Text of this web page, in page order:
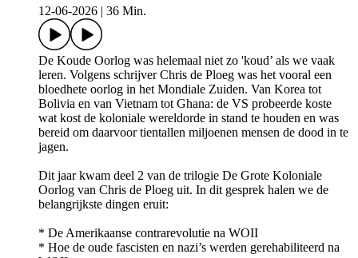
12-06-2026
36 Min.
De Koude Oorlog was helemaal niet zo 'koud’ als we vaak
leren. Volgens schrijver Chris de Ploeg was het vooral een
bloedhete oorlog in het Mondiale Zuiden. Van Korea tot
Bolivia en van Vietnam tot Ghana: de VS probeerde koste
wat kost de koloniale wereldorde in stand te houden en was
bereid om daarvoor tientallen miljoenen mensen de dood in te
jagen.
Dit jaar kwam deel 2 van de trilogie De Grote Koloniale
Oorlog van Chris de Ploeg uit. In dit gesprek halen we de
belangrijkste dingen eruit:
* De Amerikaanse contrarevolutie na WOII
* Hoe de oude fascisten en nazi’s werden gerehabiliteerd na